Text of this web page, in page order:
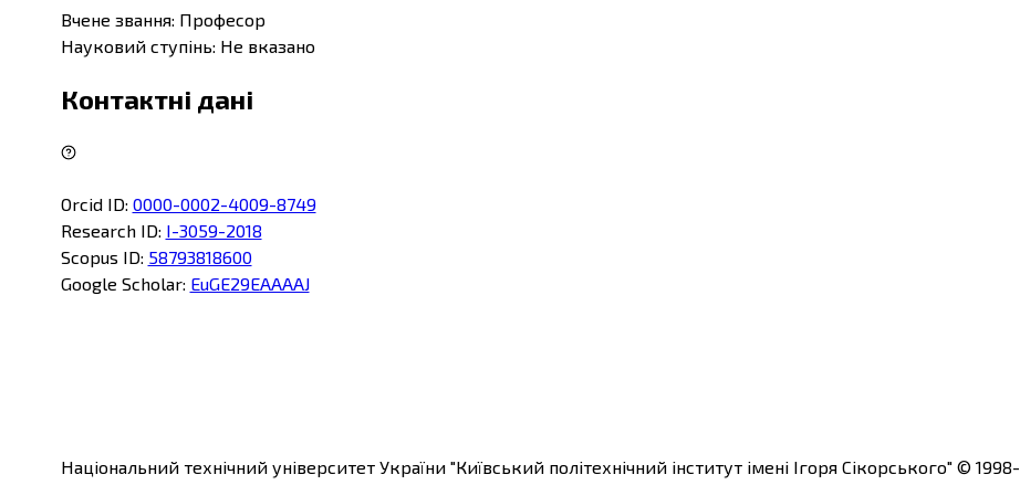
Вчене звання: Професор
Науковий ступінь: Не вказано
Контактні дані
Orcid ID: 0000-0002-4009-8749
Research ID: I-3059-2018
Scopus ID: 58793818600
Google Scholar: EuGE29EAAAAJ
Національний технічний університет України "Київський політехнічний інститут імені Ігоря Сікорського"© 1998-